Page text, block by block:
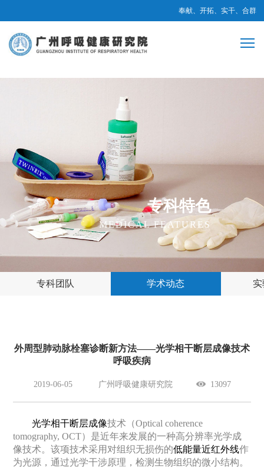
奉献、开拓、实干、合群
专科特色
MEDICAL FEATURES
专科团队 学术动态
外周型肺动脉栓塞诊断新方法——光学相干断层成像技术
呼吸疾病
2019-06-05 广州呼吸健康研究院 13097
光学相干断层成像技术（Optical coherence
tomography, OCT）是近年来发展的一种高分辨率光学成
像技术。该项技术采用对组织无损伤的低能量近红外线作
为光源，通过光学干涉原理，检测生物组织的微小结构。